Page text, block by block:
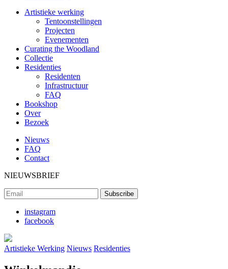
Artistieke werking
Tentoonstellingen
Projecten
Evenementen
Curating the Woodland
Collectie
Residenties
Residenten
Infrastructuur
FAQ
Bookshop
Over
Bezoek
Nieuws
FAQ
Contact
NIEUWSBRIEF
instagram
facebook
Artistieke Werking Nieuws Residenties